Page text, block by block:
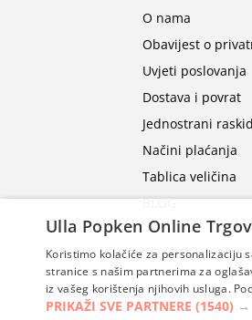
O nama
Obavijest o
Uvjeti poslovanja
Dostava i povrat
Jednostrani
Načini plaćanja
Tablica veličina
BLOG
Ulla Popken Online
Koristimo kolačiće za personalizaciju
stranice s našim partnerima za
iz vašeg korištenja njihovih usluga.
PRIKAŽI SVE PARTNERE (1540) →